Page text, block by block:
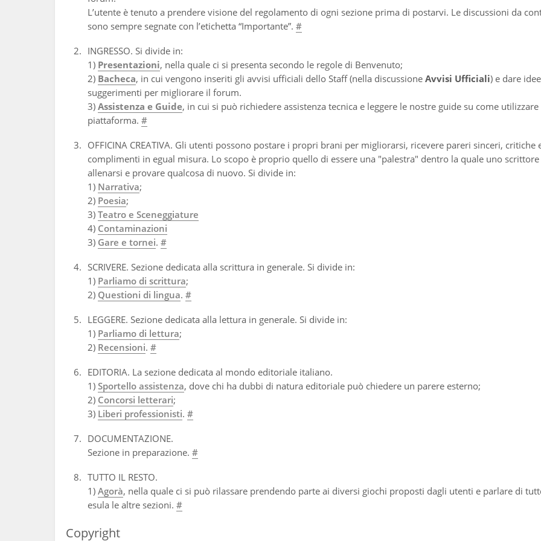
L’utente è tenuto a prendere visione del regolamento di ogni sezione prima di postarvi. Le discussioni da
sono sempre segnate con l’etichetta “Importante”. #
INGRESSO. Si divide in:
1) Presentazioni, nella quale ci si presenta secondo le regole di Benvenuto;
2) Bacheca, in cui vengono inseriti gli avvisi ufficiali dello Staff (nella discussione Avvisi Ufficiali) e dare
suggerimenti per migliorare il forum.
3) Assistenza e Guide, in cui si può richiedere assistenza tecnica e leggere le nostre guide su come utilizzare
piattaforma. #
OFFICINA CREATIVA. Gli utenti possono postare i propri brani per migliorarsi, ricevere pareri sinceri, critiche
complimenti in egual misura. Lo scopo è proprio quello di essere una "palestra" dentro la quale uno
allenarsi e provare qualcosa di nuovo. Si divide in:
1) Narrativa;
2) Poesia;
3) Teatro e Sceneggiature
4) Contaminazioni
3) Gare e tornei. #
SCRIVERE. Sezione dedicata alla scrittura in generale. Si divide in:
1) Parliamo di scrittura;
2) Questioni di lingua. #
LEGGERE. Sezione dedicata alla lettura in generale. Si divide in:
1) Parliamo di lettura;
2) Recensioni. #
EDITORIA. La sezione dedicata al mondo editoriale italiano.
1) Sportello assistenza, dove chi ha dubbi di natura editoriale può chiedere un parere esterno;
2) Concorsi letterari;
3) Liberi professionisti. #
DOCUMENTAZIONE.
Sezione in preparazione. #
TUTTO IL RESTO.
1) Agorà, nella quale ci si può rilassare prendendo parte ai diversi giochi proposti dagli utenti e parlare di
esula le altre sezioni. #
Copyright